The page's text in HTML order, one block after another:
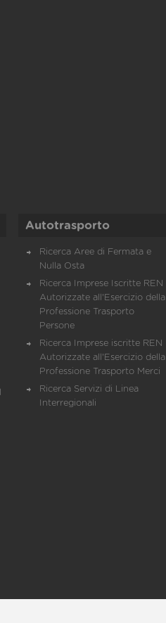
Autotrasporto
Ricerca Aree di Fermata e
Nulla Osta
Ricerca Imprese Iscritte REN
Autorizzate all'Esercizio della
Professione Trasporto
Persone
Ricerca Imprese iscritte REN
Autorizzate all'Esercizio della
Professione Trasporto Merci
Ricerca Servizi di Linea
Interregionali